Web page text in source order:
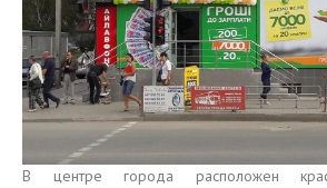
В центре города расположен